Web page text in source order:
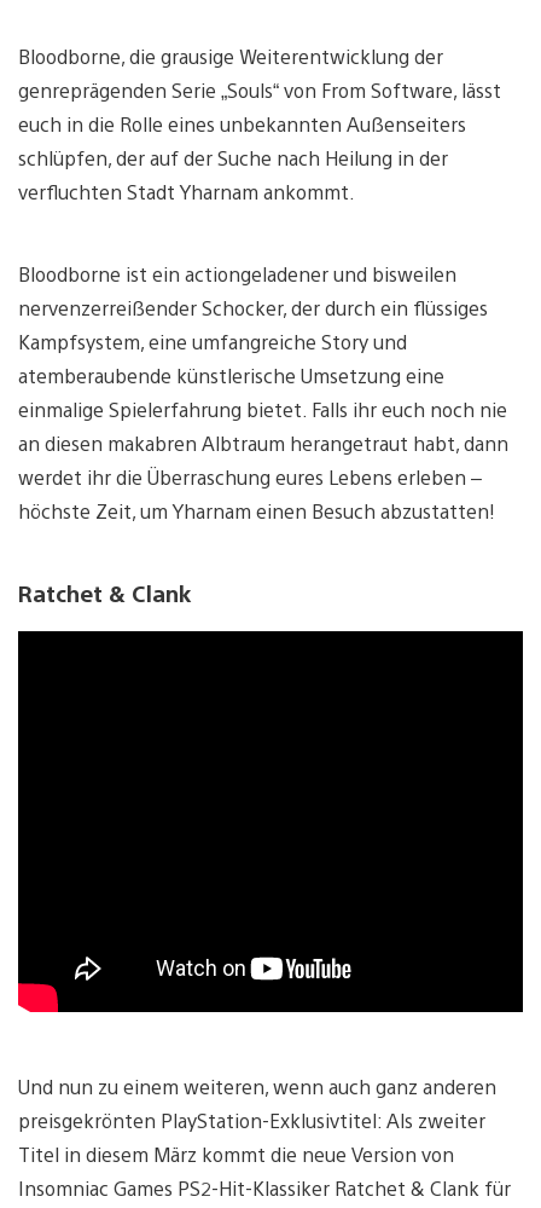
Bloodborne, die grausige Weiterentwicklung der
genreprägenden Serie „Souls“ von From Software, lässt
euch in die Rolle eines unbekannten Außenseiters
schlüpfen, der auf der Suche nach Heilung in der
verfluchten Stadt Yharnam ankommt.
Bloodborne ist ein actiongeladener und bisweilen
nervenzerreißender Schocker, der durch ein flüssiges
Kampfsystem, eine umfangreiche Story und
atemberaubende künstlerische Umsetzung eine
einmalige Spielerfahrung bietet. Falls ihr euch noch nie
an diesen makabren Albtraum herangetraut habt, dann
werdet ihr die Überraschung eures Lebens erleben –
höchste Zeit, um Yharnam einen Besuch abzustatten!
Ratchet & Clank
Und nun zu einem weiteren, wenn auch ganz anderen
preisgekrönten PlayStation-Exklusivtitel: Als zweiter
Titel in diesem März kommt die neue Version von
Insomniac Games PS2-Hit-Klassiker Ratchet & Clank für